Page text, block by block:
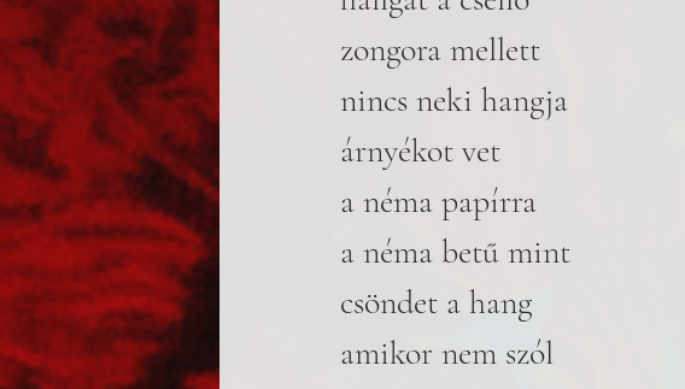
zongora mellett
nincs neki hangja
árnyékot vet
a néma papírra
a néma betű mint
csöndet a hang
amikor nem szól